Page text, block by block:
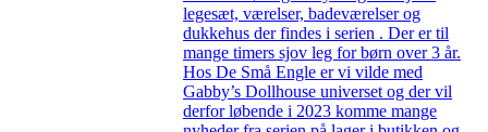
legesæt, værelser, badeværelser og
dukkehus der findes i serien . Der er til
mange timers sjov leg for børn over 3 år.
Hos De Små Engle er vi vilde med
Gabby’s Dollhouse universet og der vil
derfor løbende i 2023 komme mange